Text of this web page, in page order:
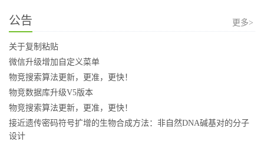
公告 更多>
关于复制粘贴
微信升级增加自定义菜单
物竞搜索算法更新，更准，更快！
物竞数据库升级V5版本
物竞搜索算法更新，更准，更快！
接近遗传密码符号扩增的生物合成方法：非自然DNA碱基对的分子
设计